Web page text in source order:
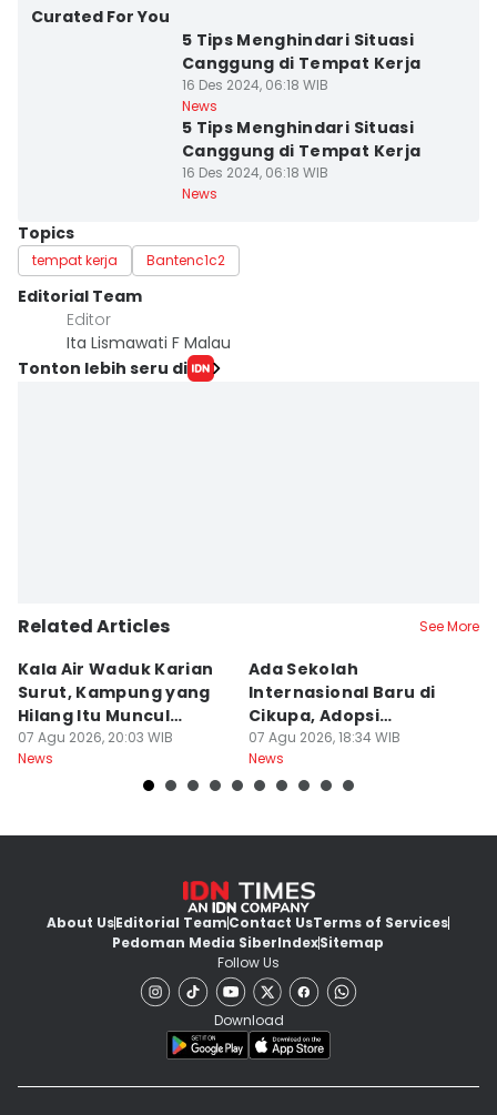
Curated For You
5 Tips Menghindari Situasi
Canggung di Tempat Kerja
16 Des 2024, 06:18 WIB
News
5 Tips Menghindari Situasi
Canggung di Tempat Kerja
16 Des 2024, 06:18 WIB
News
Topics
tempat kerja Bantenc1c2
Editorial Team
Editor
Ita Lismawati F Malau
Tonton lebih seru di
Related Articles See More
Kala Air Waduk Karian
Surut, Kampung yang
Hilang Itu Muncul
Kembali
07 Agu 2026, 20:03 WIB
News
Ada Sekolah
Internasional Baru di
Cikupa, Adopsi
Kurikulum Singapura
07 Agu 2026, 18:34 WIB
News
About UsEditorial TeamContact UsTerms of Services
Pedoman Media SiberIndexSitemap
Follow Us
Download